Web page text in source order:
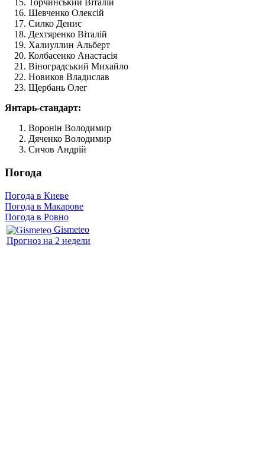
Торчинський Віталій
Шевченко Олексій
Силко Денис
Дехтяренко Віталій
Халиуллин Альберт
Колбасенко Анастасія
Віноградський Михайло
Новиков Владислав
Щербань Олег
Янтарь-стандарт:
Воронін Володимир
Дяченко Володимир
Сичов Андрій
Погода
Погода в Киеве
Погода в Макарове
Погода в Ровно
Gismeteo
Прогноз на 2 недели